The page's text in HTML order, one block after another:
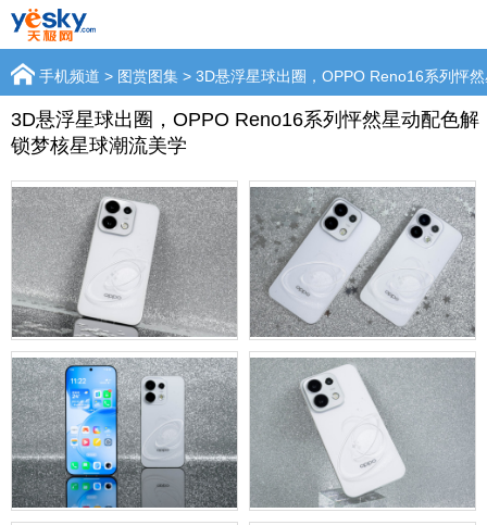
手机频道 > 图赏图集 > 3D悬浮星球出圈，OPPO Reno16系列怦
3D悬浮星球出圈，OPPO Reno16系列怦然星动配色解
锁梦核星球潮流美学